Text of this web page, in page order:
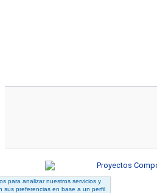
para analizar nuestros servicios y
sus preferencias en base a un perfil